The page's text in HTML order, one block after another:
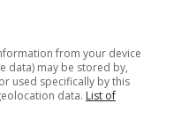
from your device
data) may be stored by,
used specifically by this
data. List of